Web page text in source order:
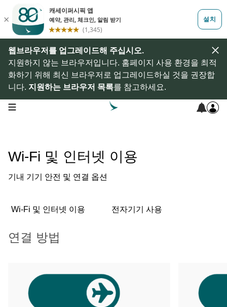
웹브라우저를 업그레이드해 주십시오.
지원하지 않는 브라우저입니다. 홈페이지 사용 환경을 최적
화하기 위해 최신 브라우저로 업그레이드하실 것을 권장합
니다. 지원하는 브라우저 목록를 참고하세요.
open navigation menu
Wi-Fi 및 인터넷 이용
기내 기기 안전 및 연결 옵션
Wi-Fi 및 인터넷 이용 전자기기 사용
연결 방법